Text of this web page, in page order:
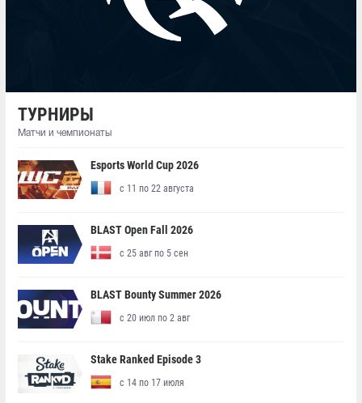
ТУРНИРЫ
Матчи и чемпионаты
Esports World Cup 2026
с 11 по 22 августа
BLAST Open Fall 2026
с 25 авг по 5 сен
BLAST Bounty Summer 2026
с 20 июл по 2 авг
Stake Ranked Episode 3
с 14 по 17 июля